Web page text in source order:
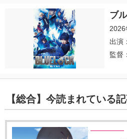
ブ
2026
出演
監督
【総合】今読まれている